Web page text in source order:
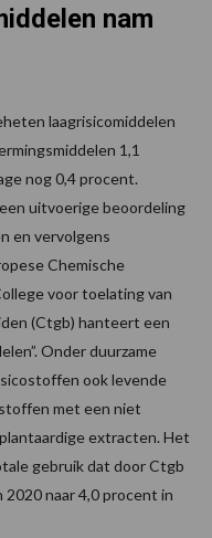
nam
laagrisicomiddelen
1,1
nog 0,4 procent.
uitvoerige beoordeling
en vervolgens
Chemische
voor toelating van
(Ctgb) hanteert een
Onder duurzame
ook levende
met een niet
extracten. Het
gebruik dat door Ctgb
naar 4,0 procent in